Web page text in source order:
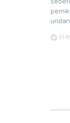
query_builder 01